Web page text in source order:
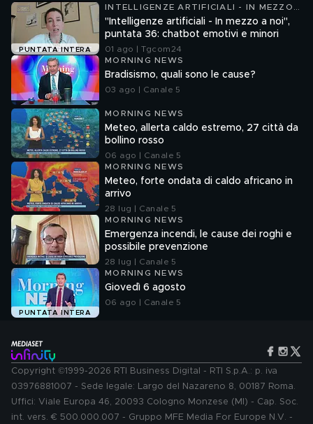
PUNTATA INTERA
INTELLIGENZE ARTIFICIALI - IN MEZZO
A NOI
"Intelligenze artificiali - In mezzo a noi",
puntata 36: chatbot emotivi e minori
01 ago | Tgcom24
MORNING NEWS
Bradisismo, quali sono le cause?
03 ago | Canale 5
MORNING NEWS
Meteo, allerta caldo estremo, 27 città da
bollino rosso
06 ago | Canale 5
MORNING NEWS
Meteo, forte ondata di caldo africano in
arrivo
28 lug | Canale 5
MORNING NEWS
Emergenza incendi, le cause dei roghi e
possibile prevenzione
28 lug | Canale 5
PUNTATA INTERA
MORNING NEWS
Giovedì 6 agosto
06 ago | Canale 5
Copyright ©1999-2026 RTI Business Digital - RTI S.p.A.: p. iva
03976881007 - Sede legale: Largo del Nazareno 8, 00187 Roma.
Uffici: Viale Europa 46, 20093 Cologno Monzese (MI) - Cap. Soc.
int. vers. € 500.000.007 - Gruppo MFE Media For Europe N.V. -